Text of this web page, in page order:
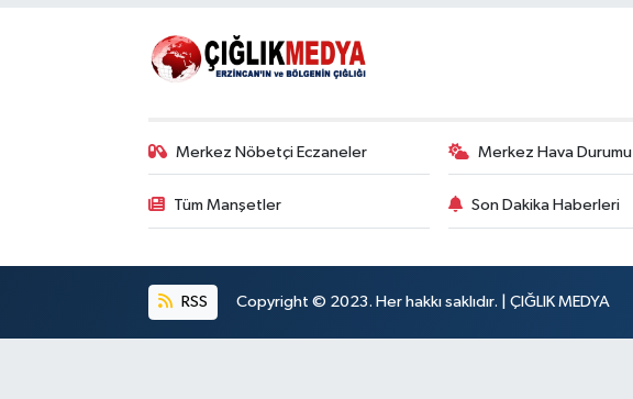
Merkez Nöbetçi Eczaneler Merkez Hava Durumu
Tüm Manşetler Son Dakika Haberleri
RSS Copyright © 2023. Her hakkı saklıdır. | ÇIĞLIK MEDYA